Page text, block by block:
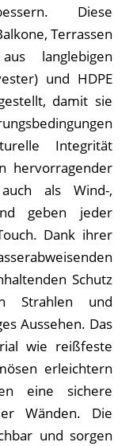
Diese
Terrassen
langlebigen
und HDPE
damit sie
Integrität
hervorragender
als Wind-,
geben jeder
Dank ihrer
Schutz
Strahlen und
Aussehen. Das
wie reißfeste
erleichtern
eine sichere
Wänden. Die
und sorgen